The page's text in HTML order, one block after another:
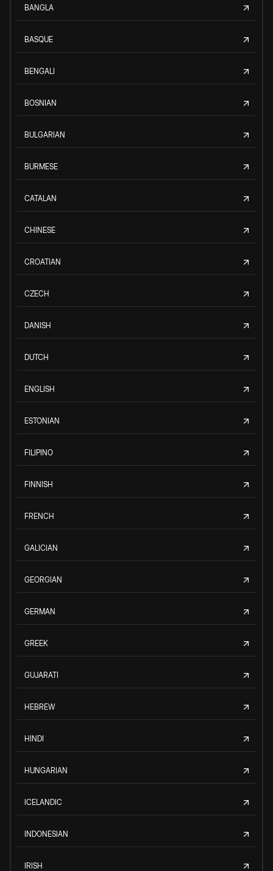
BANGLA
BASQUE
BENGALI
BOSNIAN
BULGARIAN
BURMESE
CATALAN
CHINESE
CROATIAN
CZECH
DANISH
DUTCH
ENGLISH
ESTONIAN
FILIPINO
FINNISH
FRENCH
GALICIAN
GEORGIAN
GERMAN
GREEK
GUJARATI
HEBREW
HINDI
HUNGARIAN
ICELANDIC
INDONESIAN
IRISH